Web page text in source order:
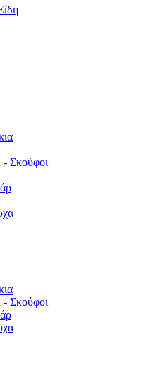
Σκούφοι
Σκούφοι